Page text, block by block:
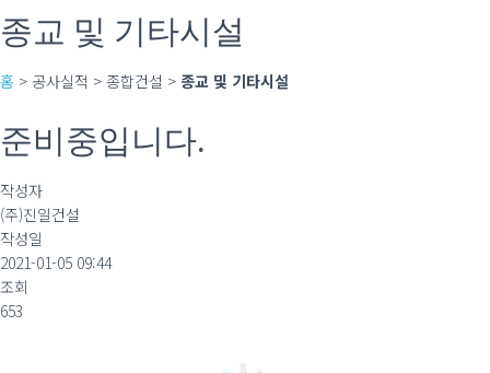
종교 및 기타시설
홈 > 공사실적 > 종합건설 > 종교 및 기타시설
준비중입니다.
작성자
(주)진일건설
작성일
2021-01-05 09:44
조회
653